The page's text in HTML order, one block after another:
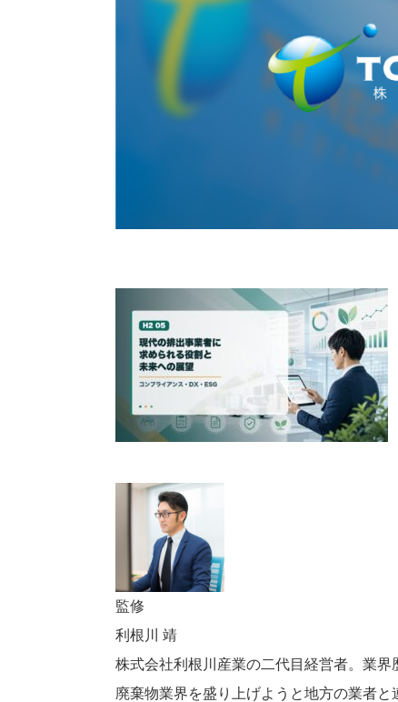
監修
利根川 靖
株式会社利根川産業の二代目経営者。業界
廃棄物業界を盛り上げようと地方の業者と